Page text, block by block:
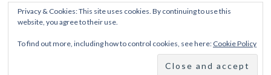
Privacy & Cookies: This site uses cookies. By continuing to use this
website, you agree to their use.
To find out more, including how to control cookies, see here: Cookie Policy